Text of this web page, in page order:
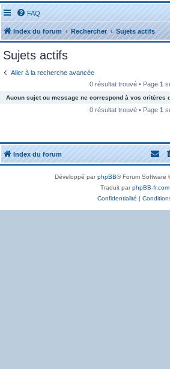
FAQ
Index du forum Rechercher Sujets actifs
Sujets actifs
Aller à la recherche avancée
0 résultat trouvé • Page 1
Aucun sujet ou message ne correspond à vos critères
0 résultat trouvé • Page 1
Index du forum
Développé parphpBB® Forum Software
Traduit parphpBB-fr.com
Confidentialité |